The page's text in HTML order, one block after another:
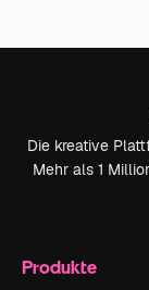
Die kreative
Mehr als 1
Produkte